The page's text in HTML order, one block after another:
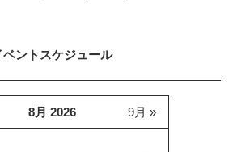
ベントスケジュール
8月 2026 9月 »